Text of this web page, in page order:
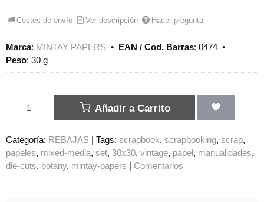
Costes de envío Ver descripción Hacer pregunta
Marca: MINTAY PAPERS • EAN / Cod. Barras: 0474 •
Peso: 30 g
Añadir a Carrito
Categoría: REBAJAS | Tags: scrapbook scrapbooking scrap
papeles mixed-media set 30x30 vintage papel manualidades
die-cuts botany mintay-papers | Comentarios